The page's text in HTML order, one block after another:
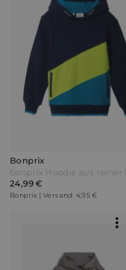
Bonprix
24,99 €
Bonprix | Versand: 4,95 €